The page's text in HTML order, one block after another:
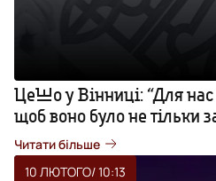
ЦеШо у Вінниці: “Для нас
щоб воно було не тільки
Читати більше
10 ЛЮТОГО/ 10:13